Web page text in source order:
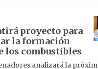
proyecto para
la formación
los combustibles
analizará la